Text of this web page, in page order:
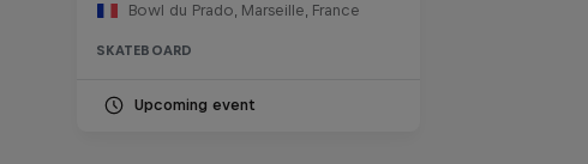
Bowl du Prado, Marseille, France
SKATEBOARD
Upcoming event